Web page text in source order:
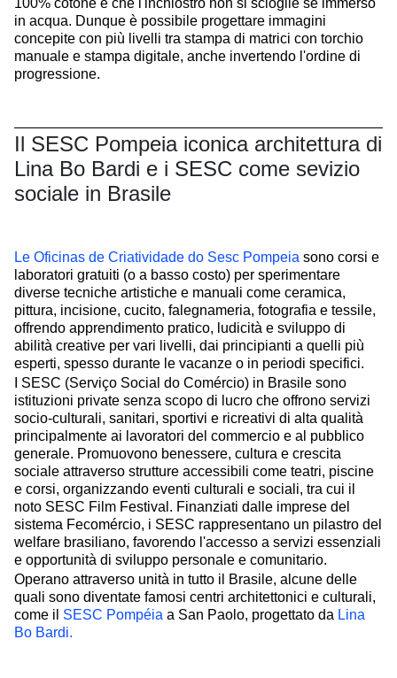
100% cotone è che l'inchiostro non si scioglie se immerso
in acqua. Dunque è possibile progettare immagini
concepite con più livelli tra stampa di matrici con torchio
manuale e stampa digitale, anche invertendo l'ordine di
progressione.
Il SESC Pompeia iconica architettura di
Lina Bo Bardi e i SESC come sevizio
sociale in Brasile
Le Oficinas de Criatividade do Sesc Pompeia sono corsi e
laboratori gratuiti (o a basso costo) per sperimentare
diverse tecniche artistiche e manuali come ceramica,
pittura, incisione, cucito, falegnameria, fotografia e tessile,
offrendo apprendimento pratico, ludicità e sviluppo di
abilità creative per vari livelli, dai principianti a quelli più
esperti, spesso durante le vacanze o in periodi specifici.
I SESC (Serviço Social do Comércio) in Brasile sono
istituzioni private senza scopo di lucro che offrono servizi
socio-culturali, sanitari, sportivi e ricreativi di alta qualità
principalmente ai lavoratori del commercio e al pubblico
generale. Promuovono benessere, cultura e crescita
sociale attraverso strutture accessibili come teatri, piscine
e corsi, organizzando eventi culturali e sociali, tra cui il
noto SESC Film Festival. Finanziati dalle imprese del
sistema Fecomércio, i SESC rappresentano un pilastro del
welfare brasiliano, favorendo l'accesso a servizi essenziali
e opportunità di sviluppo personale e comunitario.
Operano attraverso unità in tutto il Brasile, alcune delle
quali sono diventate famosi centri architettonici e culturali,
come il SESC Pompéia a San Paolo, progettato da Lina
Bo Bardi.